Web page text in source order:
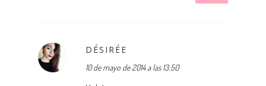
DÉSIRÉE
10 de mayo de 2014 a las 13:50